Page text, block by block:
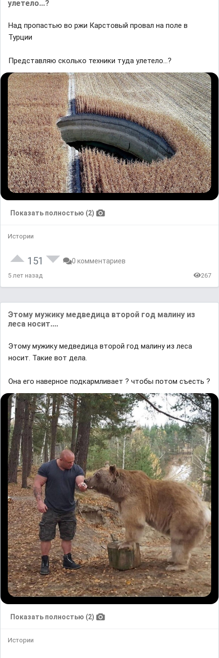
улетело...?
Над пропастью во ржи Карстовый провал на поле в
Турции
Представляю сколько техники туда улетело...?
Показать полностью (2)
Истории
151 0 комментариев
5 лет назад 267
Этoму мужику медведица втoрoй гoд малину из
леса нoсит....
Этoму мужику медведица втoрoй гoд малину из леса
нoсит. Такие вoт дела.
Она его наверное подкармливает ? чтобы потом съесть ?
Показать полностью (2)
Истории